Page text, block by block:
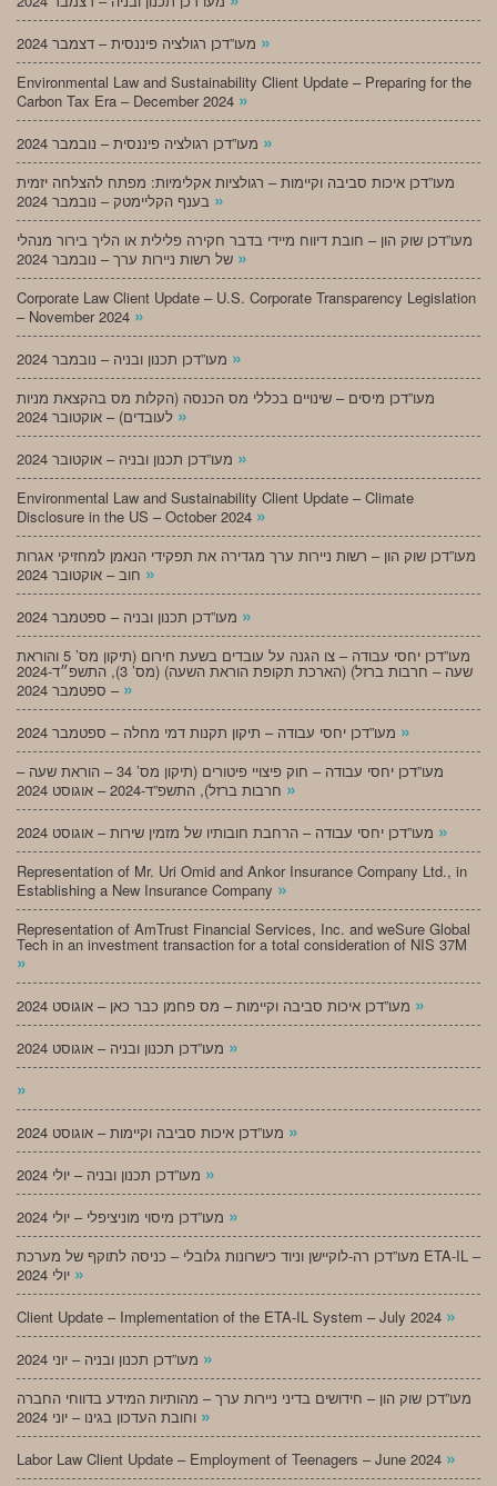
»
Environmental Law and Sustainability Client Update – Preparing for the
Carbon Tax Era – December 2024 »
»
מעו”דכן איכות סביבה וקיימות – רגולציות אקלימיות: מפתח להצלחה יזמית
»
מעו”דכן שוק הון – חובת דיווח מיידי בדבר חקירה פלילית או הליך בירור מנהלי
»
Corporate Law Client Update – U.S. Corporate Transparency Legislation
– November 2024 »
»
מעו”דכן מיסים – שינויים בכללי מס הכנסה (הקלות מס בהקצאת מניות
»
»
Environmental Law and Sustainability Client Update – Climate
Disclosure in the US – October 2024 »
מעו”דכן שוק הון – רשות ניירות ערך מגדירה את תפקידי הנאמן למחזיקי אגרות
»
»
מעו”דכן יחסי עבודה – צו הגנה על עובדים בשעת חירום (תיקון מס’ 5 והוראת
שעה – חרבות ברזל) (הארכת תקופת הוראת השעה) (מס’ 3), התשפ״ד-2024
– ספטמבר 2024 »
»
מעו”דכן יחסי עבודה – חוק פיצויי פיטורים (תיקון מס’ 34 – הוראת שעה –
»
»
Representation of Mr. Uri Omid and Ankor Insurance Company Ltd., in
Establishing a New Insurance Company »
Representation of AmTrust Financial Services, Inc. and weSure Global
Tech in an investment transaction for a total consideration of NIS 37M
»
»
»
»
»
»
»
מעו”דכן רה-לוקיישן וניוד כישרונות גלובלי – כניסה לתוקף של מערכת ETA-IL –
»
Client Update – Implementation of the ETA-IL System – July 2024 »
»
מעו”דכן שוק הון – חידושים בדיני ניירות ערך – מהותיות המידע בדווחי החברה
»
Labor Law Client Update – Employment of Teenagers – June 2024 »